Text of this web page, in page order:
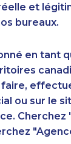
et
bureaux.
en tant
ou sur le